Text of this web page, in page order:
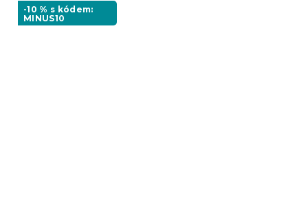
-10 % s kódem:
MINUS10